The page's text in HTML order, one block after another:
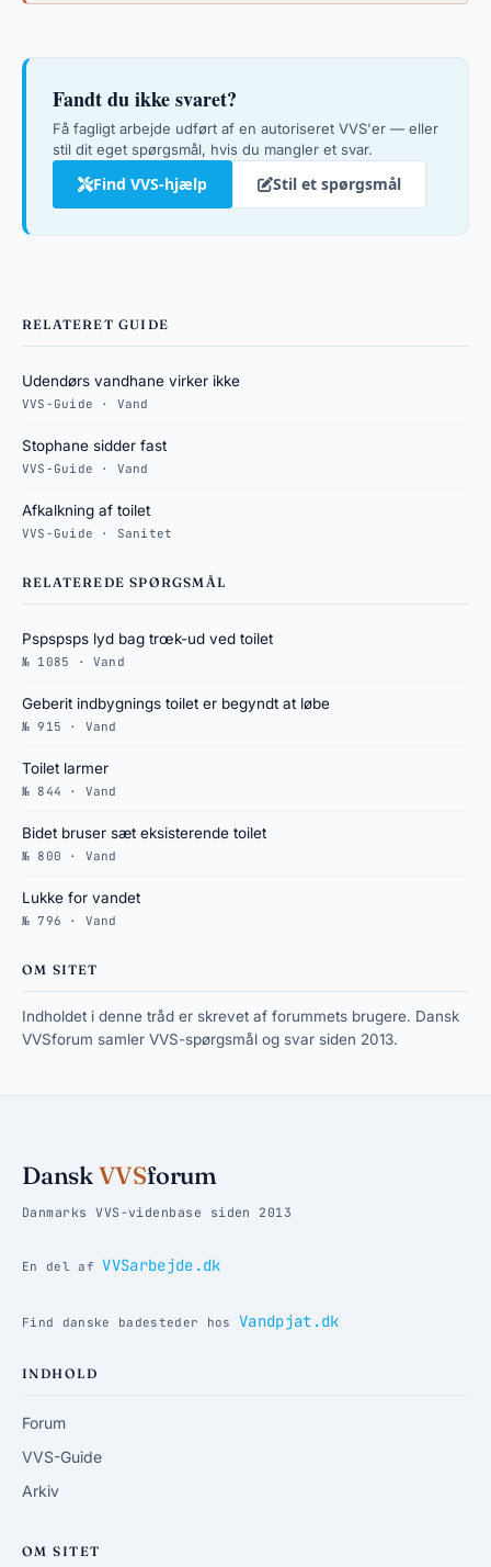
Fandt du ikke svaret?
Få fagligt arbejde udført af en autoriseret VVS'er — eller
stil dit eget spørgsmål, hvis du mangler et svar.
Find VVS-hjælp Stil et spørgsmål
RELATERET GUIDE
Udendørs vandhane virker ikke
VVS-Guide · Vand
Stophane sidder fast
VVS-Guide · Vand
Afkalkning af toilet
VVS-Guide · Sanitet
RELATEREDE SPØRGSMÅL
Pspspsps lyd bag trœk-ud ved toilet
№ 1085 · Vand
Geberit indbygnings toilet er begyndt at løbe
№ 915 · Vand
Toilet larmer
№ 844 · Vand
Bidet bruser sæt eksisterende toilet
№ 800 · Vand
Lukke for vandet
№ 796 · Vand
OM SITET
Indholdet i denne tråd er skrevet af forummets brugere. Dansk
VVSforum samler VVS-spørgsmål og svar siden 2013.
DanskVVSforum
Danmarks VVS-videnbase siden 2013
En del afVVSarbejde.dk
Find danske badesteder hos Vandpjat.dk
INDHOLD
Forum
VVS-Guide
Arkiv
OM SITET